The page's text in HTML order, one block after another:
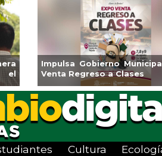
de
Guarniciones y banquetas
colonia El Mango en Pánuco
Cultura